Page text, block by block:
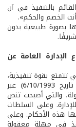
بالتنفيذ في آن
الخصم والحكم».
بصورة طبيعية بدون
الإدارة العامة عن
تتمتع بقوة تنفيذية،
تدخَّل المشترع اللبناني (القانون الرقم 259 تاريخ 6/10/1993) عبر
الدولة، والتي أصبحت تنص
وعلى السلطات
هذه الأحكام. وعلى
في مهلة معقولة